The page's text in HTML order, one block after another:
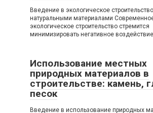
Введение в экологическое
натуральными материалами
экологическое строительство стремится
минимизировать негативное воздействие
Использование местных
природных материалов в
строительстве: камень,
песок
Введение в использование природных